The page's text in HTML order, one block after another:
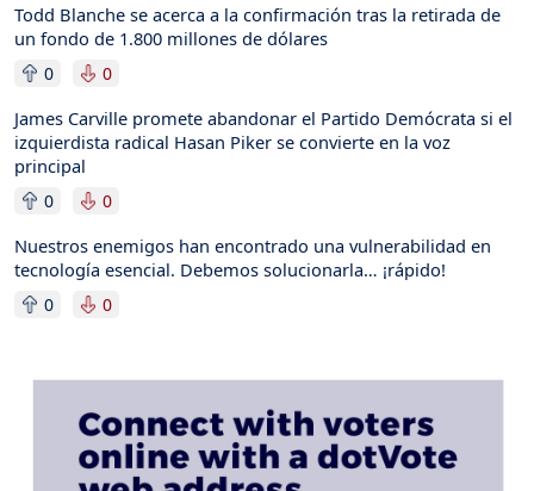
Todd Blanche se acerca a la confirmación tras la retirada de
un fondo de 1.800 millones de dólares
0 0
James Carville promete abandonar el Partido Demócrata si el
izquierdista radical Hasan Piker se convierte en la voz
principal
0 0
Nuestros enemigos han encontrado una vulnerabilidad en
tecnología esencial. Debemos solucionarla… ¡rápido!
0 0